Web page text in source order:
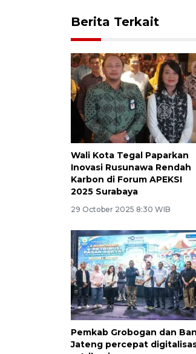
Berita Terkait
Wali Kota Tegal Paparkan
Inovasi Rusunawa Rendah
Karbon di Forum APEKSI
2025 Surabaya
29 October 2025 8:30 WIB
Pemkab Grobogan dan
Jateng percepat